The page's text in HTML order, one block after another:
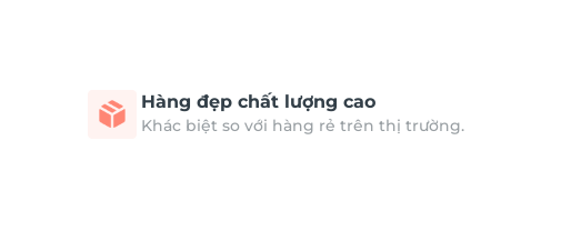
Hàng đẹp chất lượng cao
Khác biệt so với hàng rẻ trên thị trường.